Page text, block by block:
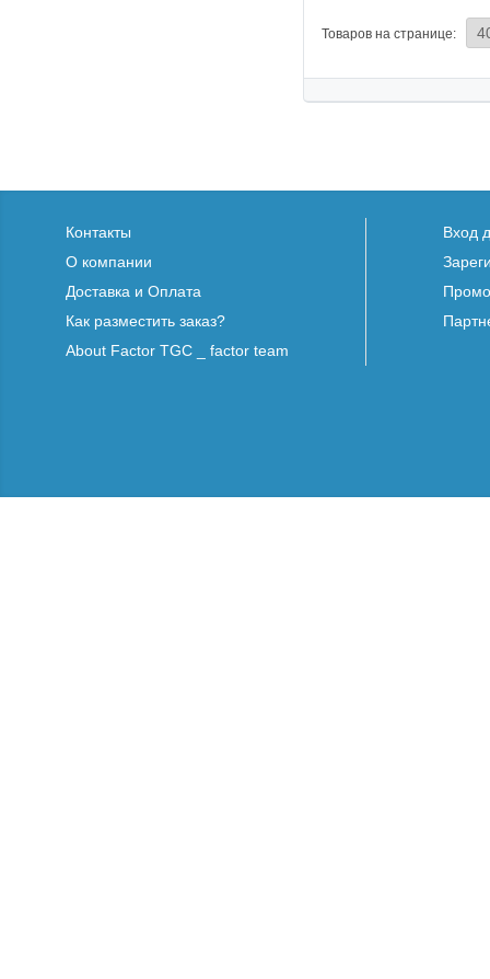
Товаров на странице:
Контакты
О компании
Доставка и Оплата
Как разместить заказ?
About Factor TGC _ factor team
Вход